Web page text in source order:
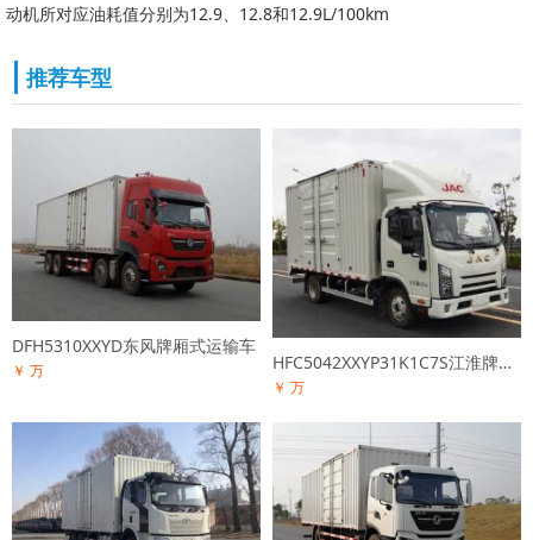
动机所对应油耗值分别为12.9、12.8和12.9L/100km
推荐车型
DFH5310XXYD东风牌厢式运输车
￥ 万 HFC5042XXYP31K1C7S江淮牌厢式运输车
￥ 万